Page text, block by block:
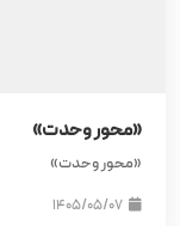
«محور وحدت»
«محور وحدت»
۱۴۰۵/۰۵/۰۷